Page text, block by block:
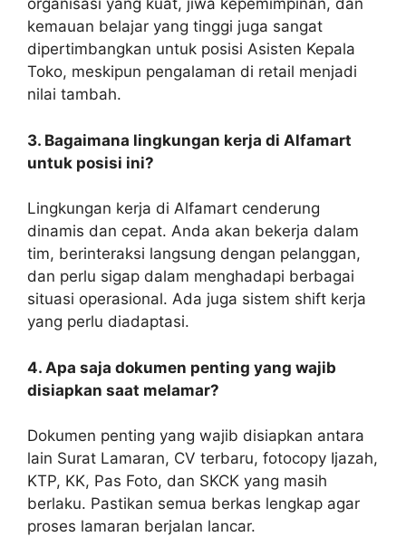
organisasi yang kuat, jiwa kepemimpinan, dan
kemauan belajar yang tinggi juga sangat
dipertimbangkan untuk posisi Asisten Kepala
Toko, meskipun pengalaman di retail menjadi
nilai tambah.
3. Bagaimana lingkungan kerja di Alfamart
untuk posisi ini?
Lingkungan kerja di Alfamart cenderung
dinamis dan cepat. Anda akan bekerja dalam
tim, berinteraksi langsung dengan pelanggan,
dan perlu sigap dalam menghadapi berbagai
situasi operasional. Ada juga sistem shift kerja
yang perlu diadaptasi.
4. Apa saja dokumen penting yang wajib
disiapkan saat melamar?
Dokumen penting yang wajib disiapkan antara
lain Surat Lamaran, CV terbaru, fotocopy Ijazah,
KTP, KK, Pas Foto, dan SKCK yang masih
berlaku. Pastikan semua berkas lengkap agar
proses lamaran berjalan lancar.